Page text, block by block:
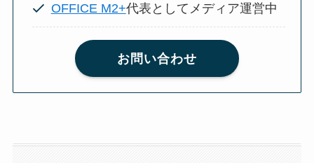
OFFICE M2+代表としてメディア運営中
お問い合わせ